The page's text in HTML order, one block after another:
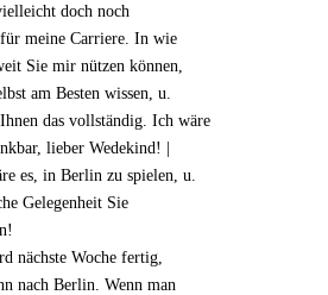
doch noch
für meine Carriere. In wie
Sie mir nützen können,
am Besten wissen, u.
das vollständig. Ich wäre
lieber Wedekind! |
es, in Berlin zu spielen, u.
Gelegenheit Sie
nächste Woche fertig,
nach Berlin. Wenn man